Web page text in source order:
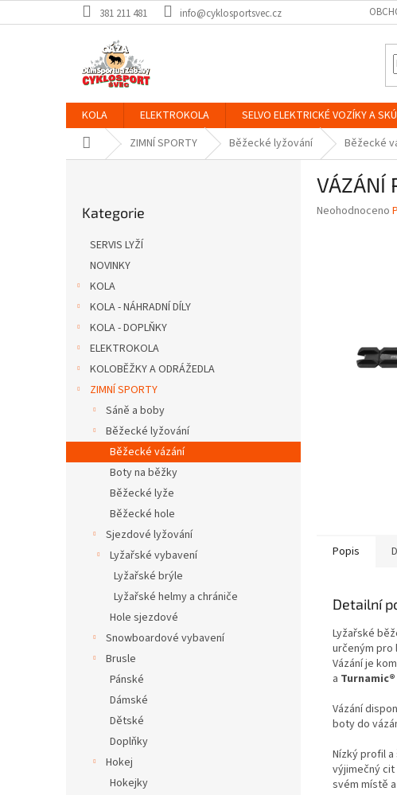
na
381 211 481 info@cyklosportsvec.cz
KOLA ELEKTROKOLA SELVO ELEKTRICKÉ VOZÍKY A
Domů ZIMNÍ SPORTY Běžecké lyžování Běžecké
kategorie
Kategorie
SERVIS LYŽÍ
NOVINKY
KOLA
KOLA - NÁHRADNÍ DÍLY
KOLA - DOPLŇKY
ELEKTROKOLA
KOLOBĚŽKY A ODRÁŽEDLA
ZIMNÍ SPORTY
Sáně a boby
Běžecké lyžování
Běžecké vázání
Boty na běžky
Běžecké lyže
Běžecké hole
Sjezdové lyžování
Lyžařské vybavení
Lyžařské brýle
Lyžařské helmy a chrániče
Hole sjezdové
Snowboardové vybavení
Brusle
Pánské
Dámské
Dětské
Doplňky
Hokej
Hokejky
VÁZÁNÍ
Průměrné
Neohodnoceno
Popis
Detailní
Lyžařské
určeným pro
Vázání je
a Turnamic®
Vázání
boty do
Nízký profil
výjimečný cit
svém místě